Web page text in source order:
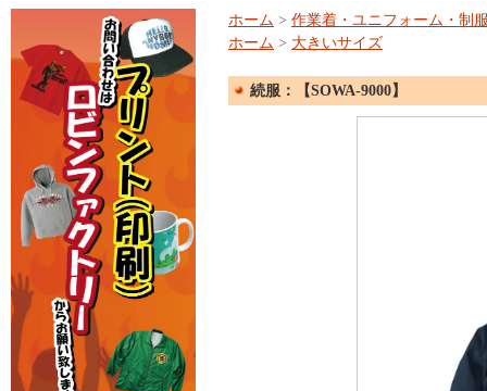
ホーム > 作業着・ユニフォーム・制
ホーム > 大きいサイズ
続服：【SOWA-9000】